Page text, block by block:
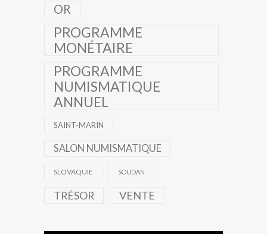
OR
PROGRAMME
MONÉTAIRE
PROGRAMME
NUMISMATIQUE
ANNUEL
SAINT-MARIN
SALON NUMISMATIQUE
SLOVAQUIE SOUDAN
TRÉSOR VENTE